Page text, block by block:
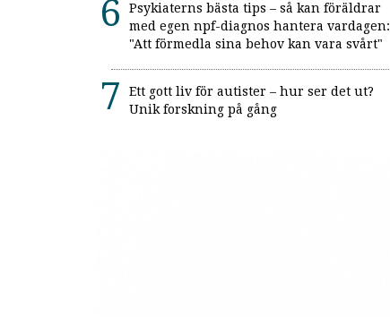
Psykiaterns bästa tips – så kan föräldrar
med egen npf-diagnos hantera vardagen:
"Att förmedla sina behov kan vara svårt"
Ett gott liv för autister – hur ser det ut?
Unik forskning på gång